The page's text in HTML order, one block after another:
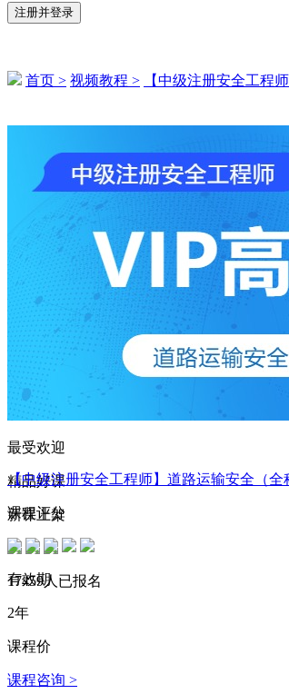
注册并登录
首页 > 视频教程 > 【中级注册安全工程
159****5366 刚刚购买了该课程
168****2545 刚刚购买了该课程
162****6285 刚刚购买了该课程
154****4282 刚刚购买了该课程
144****1400 刚刚购买了该课程
134****2355 刚刚购买了该课程
175****2684 刚刚购买了该课程
152****5499 刚刚购买了该课程
164****2958 刚刚购买了该课程
160****6425 刚刚购买了该课程
153****1662 刚刚购买了该课程
191****5507 刚刚购买了该课程
174****2950 刚刚购买了该课程
130****6125 刚刚购买了该课程
195****5468 刚刚购买了该课程
174****1403 刚刚购买了该课程
最受欢迎
精品好课
新课上架
17459人已报名
【中级注册安全工程师】道路运输安全（全
课程评分
有效期
2年
课程价
课程咨询 >